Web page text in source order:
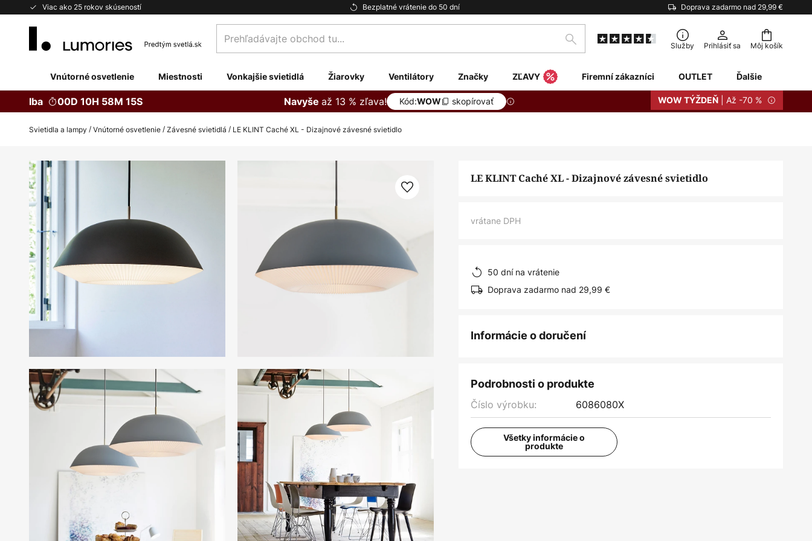
Viac ako 25 rokov skúseností Bezplatné vrátenie do 50 dní Doprava zadarmo nad 29,99 €
Skip
Môj košík
Prehľadávajte
obchod
Hľadať Služby Prihlásiť sa
Vnútorné osvetlenie Miestnosti Vonkajšie svietidlá Žiarovky Ventilátory Značky ZĽAVY Firemní zákazníci OUTLET Ďalšie
Iba 00D 10H 58M 14S Navyše až 13 % zľava! Kód:WOW skopírovať WOW TÝŽDEŇ | Až -70 %
Svietidla a lampy Vnútorné osvetlenie Závesné svietidlá LE KLINT Caché XL - Dizajnové závesné svietidlo
Preskočiť
na
koniec
galérie
obrázkov
LE KLINT Caché XL - Dizajnové závesné svietidlo
vrátane DPH
50 dní na vrátenie
Doprava zadarmo nad 29,99 €
Informácie o doručení
Podrobnosti o produkte
Číslo výrobku: 6086080X
Všetky informácie o
produkte